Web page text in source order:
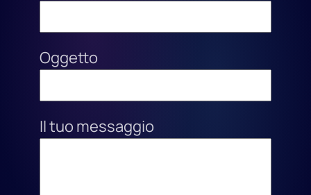
Oggetto
Il tuo messaggio